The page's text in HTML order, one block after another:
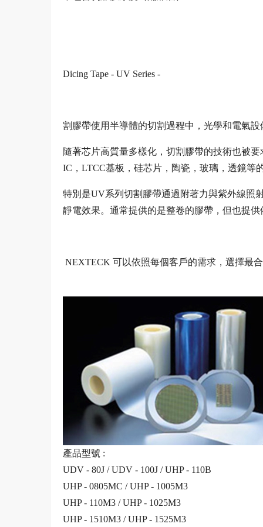
Dicing Tape - UV Series -
割膠帶使用半導體的切割過程中，光學和電氣
隨著芯片高質量多樣化，切割膠帶的技術也被
IC，LTCC基板，硅芯片，陶瓷，玻璃，透鏡等
特別是UV系列切割膠帶通過附著力與紫外線照
靜電效果。通常提供的是整卷的膠帶，但也提
NEXTECK 可以依照每個客戶的需求，選擇最
產品型號 :
UDV - 80J / UDV - 100J / UHP - 110B
UHP - 0805MC / UHP - 1005M3
UHP - 110M3 / UHP - 1025M3
UHP - 1510M3 / UHP - 1525M3